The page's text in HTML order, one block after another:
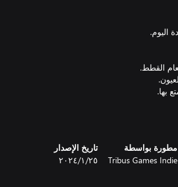
مطورة بواسطة
Tribus Games Indie
تاريخ الإصدار
٢٥‏/١‏/٢٠٢٤